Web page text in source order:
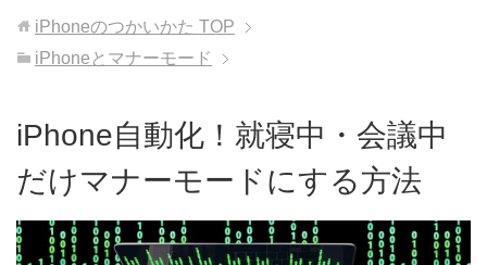
iPhoneのつかいかた TOP
iPhoneとマナーモード
iPhone自動化！就寝中・会議中
だけマナーモードにする方法